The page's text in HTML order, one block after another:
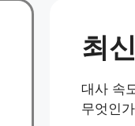
최
대사 속
무엇인가